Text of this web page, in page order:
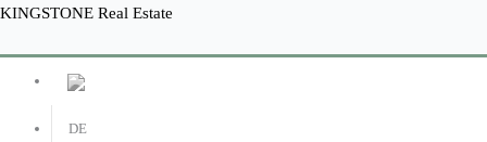
Zum
KINGSTONE Real Estate
Menü
DE
Menü